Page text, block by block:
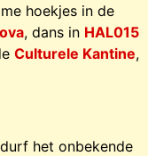
hoekjes in de
, dans in HAL015
Culturele Kantine,
het onbekende